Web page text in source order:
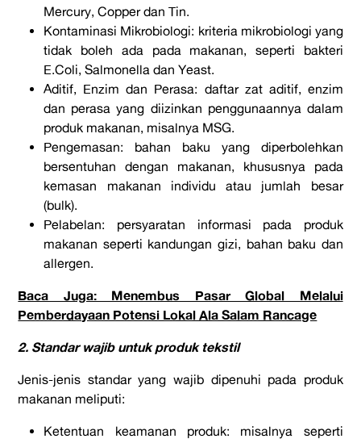
Mercury, Copper dan Tin.
Kontaminasi Mikrobiologi: kriteria mikrobiologi yang
tidak boleh ada pada makanan, seperti bakteri
E.Coli, Salmonella dan Yeast.
Aditif, Enzim dan Perasa: daftar zat aditif, enzim
dan perasa yang diizinkan penggunaannya dalam
produk makanan, misalnya MSG.
Pengemasan: bahan baku yang diperbolehkan
bersentuhan dengan makanan, khususnya pada
kemasan makanan individu atau jumlah besar
(bulk).
Pelabelan: persyaratan informasi pada produk
makanan seperti kandungan gizi, bahan baku dan
allergen.
Baca Juga: Menembus Pasar Global Melalui
Pemberdayaan Potensi Lokal Ala Salam Rancage
2. Standar wajib untuk produk tekstil
Jenis-jenis standar yang wajib dipenuhi pada produk
makanan meliputi:
Ketentuan keamanan produk: misalnya seperti